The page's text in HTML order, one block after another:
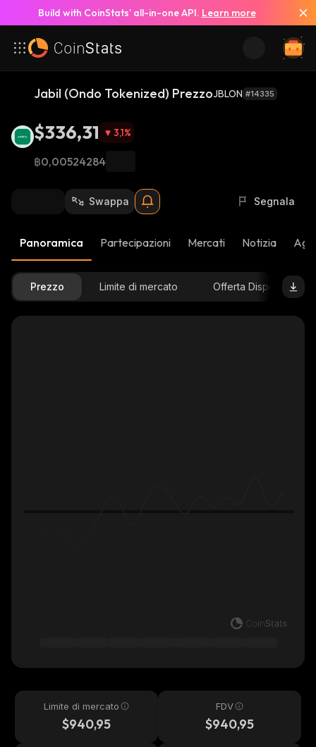
Build with CoinStats’ all-in-one API. Learn more
Jabil (Ondo Tokenized) PrezzoJBLON #14335
$336,31 3,1%
฿0,00524284
Swappa Segnala
Panoramica Partecipazioni Mercati Notizia
Prezzo Limite di mercato Offerta Disponibile
Limite di mercato
$940,95
FDV
$940,95